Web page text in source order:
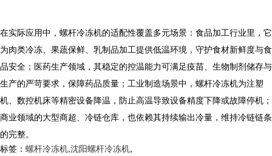
在实际应用中，螺杆冷冻机的适配性覆盖多元场景：食品加工行业里，它
为肉类冷冻、果蔬保鲜、乳制品加工提供低温环境，守护食材新鲜度与食
品安全；医药生产领域，其稳定的控温能力可满足疫苗、生物制剂储存与
生产的严苛要求，保障药品质量；工业制造场景中，螺杆冷冻机为注塑
机、数控机床等精密设备降温，防止高温导致设备精度下降或故障停机；
商业领域的大型商超、冷链仓库，也依赖其持续输出冷量，维持冷链链条
的完整。
标签： 螺杆冷冻机,沈阳螺杆冷冻机,